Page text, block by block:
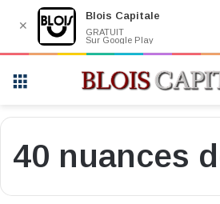
40 nuances
✕
Blois Capitale
GRATUIT
Sur Google Play